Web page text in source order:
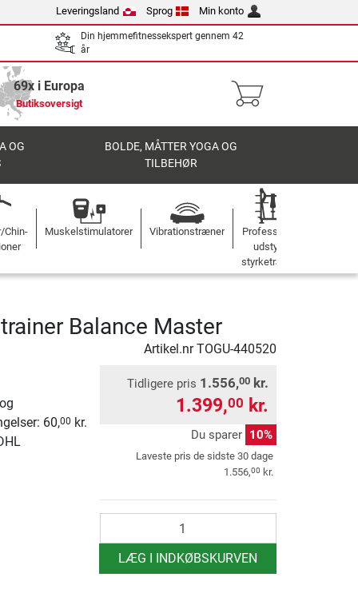
Leveringsland Sprog Min konto
Din hjemmefitnessekspert gennem 42
år
69x i Europa
Butiksoversigt
OG
BOLDE, MÅTTER YOGA OG
TILBEHØR
Chin-
Muskelstimulatorer Vibrationstræner
Professionelt
udstyr til
styrketræning
Balance Master
Artikel.nrTOGU-440520
60,00 kr.
Tidligere pris 1.556,00 kr.
1.399,00 kr.
Du sparer 10%
Laveste pris de sidste 30 dage
1.556,00 kr.
LÆG I INDKØBSKURVEN